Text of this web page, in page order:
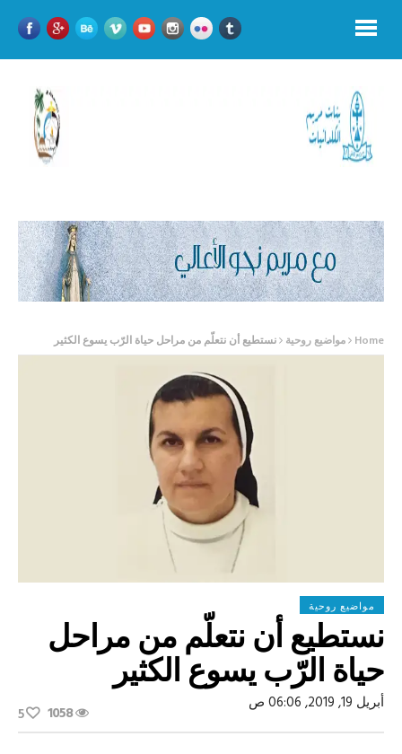
Home مواضيع روحية نستطيع أن نتعلّم من مراحل حياة الرّب يسوع الكثير
مواضيع روحية
نستطيع أن نتعلّم من مراحل
حياة الرّب يسوع الكثير
أبريل 19, 2019, 06:06 ص 1058
5